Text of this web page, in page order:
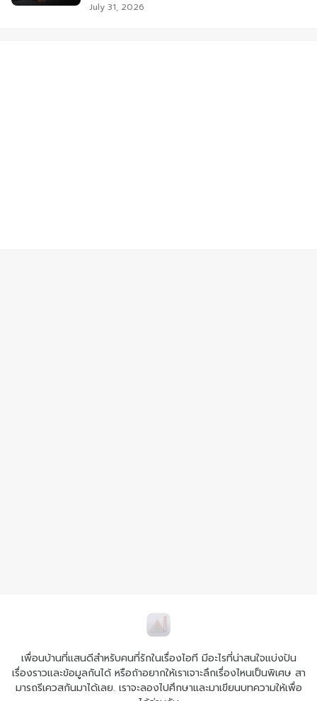
July 31, 2026
เพื่อนบ้านที่แสนดีสำหรับคนที่รักในเรื่องไอที มีอะไรที่น่าสนใจแบ่งปัน
เรื่องราวและข้อมูลกันได้ หรือถ้าอยากให้เราเจาะลึกเรื่องไหนเป็นพิเศษ สา
มารถรีเควสกันมาได้เลย. เราจะลองไปศึกษาและมาเขียนบทความให้เพื่อ